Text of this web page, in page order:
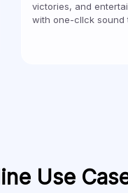
victories, and
with one-cllck sound
Use